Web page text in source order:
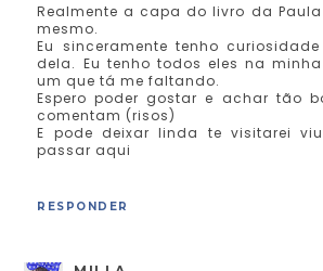
Realmente a capa do livro da
mesmo.
Eu sinceramente tenho
dela. Eu tenho todos eles na
um que tá me faltando.
Espero poder gostar e achar tão
comentam (risos)
E pode deixar linda te visitarei
passar aqui
RESPONDER